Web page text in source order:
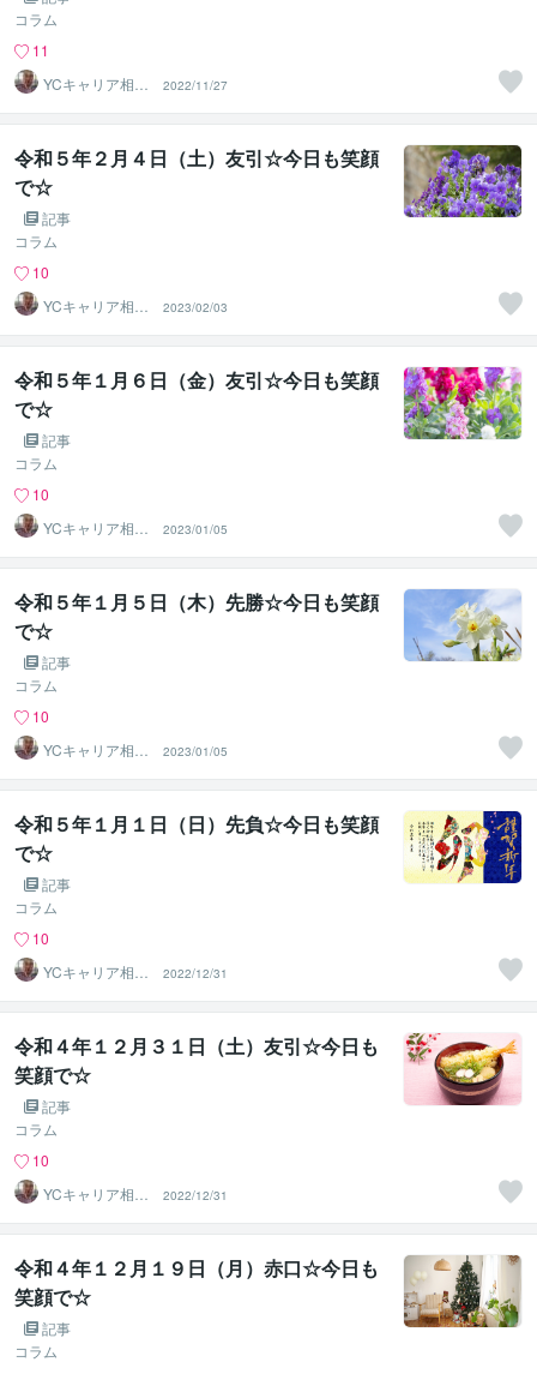
コラム
11
YCキャリア相談
2022/11/27
令和５年２月４日（土）友引☆今日も笑顔
で☆
記事
コラム
10
YCキャリア相談
2023/02/03
令和５年１月６日（金）友引☆今日も笑顔
で☆
記事
コラム
10
YCキャリア相談
2023/01/05
令和５年１月５日（木）先勝☆今日も笑顔
で☆
記事
コラム
10
YCキャリア相談
2023/01/05
令和５年１月１日（日）先負☆今日も笑顔
で☆
記事
コラム
10
YCキャリア相談
2022/12/31
令和４年１２月３１日（土）友引☆今日も
笑顔で☆
記事
コラム
10
YCキャリア相談
2022/12/31
令和４年１２月１９日（月）赤口☆今日も
笑顔で☆
記事
コラム